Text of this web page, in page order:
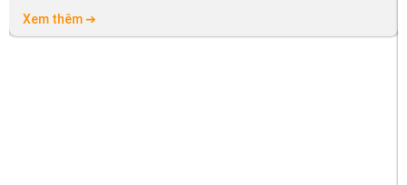
Xem thêm ➔